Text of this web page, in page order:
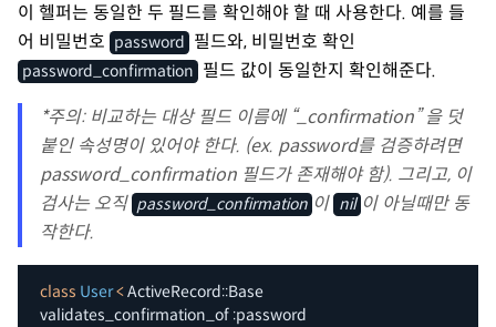
이 헬퍼는 동일한 두 필드를 확인해야 할 때 사용한다. 예를 들
어 비밀번호 password 필드와, 비밀번호 확인
password_confirmation 필드 값이 동일한지 확인해준다.
*주의: 비교하는 대상 필드 이름에 “_confirmation” 을 덧
붙인 속성명이 있어야 한다. (ex. password를 검증하려면
password_confirmation 필드가 존재해야 함). 그리고, 이
검사는 오직 password_confirmation 이 nil 이 아닐때만 동
작한다.
class User< ActiveRecord::Base
  validates_confirmation_of
:password